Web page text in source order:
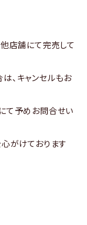
店舗にて完売して
、キャンセルもお
て予めお問合せい
がけております